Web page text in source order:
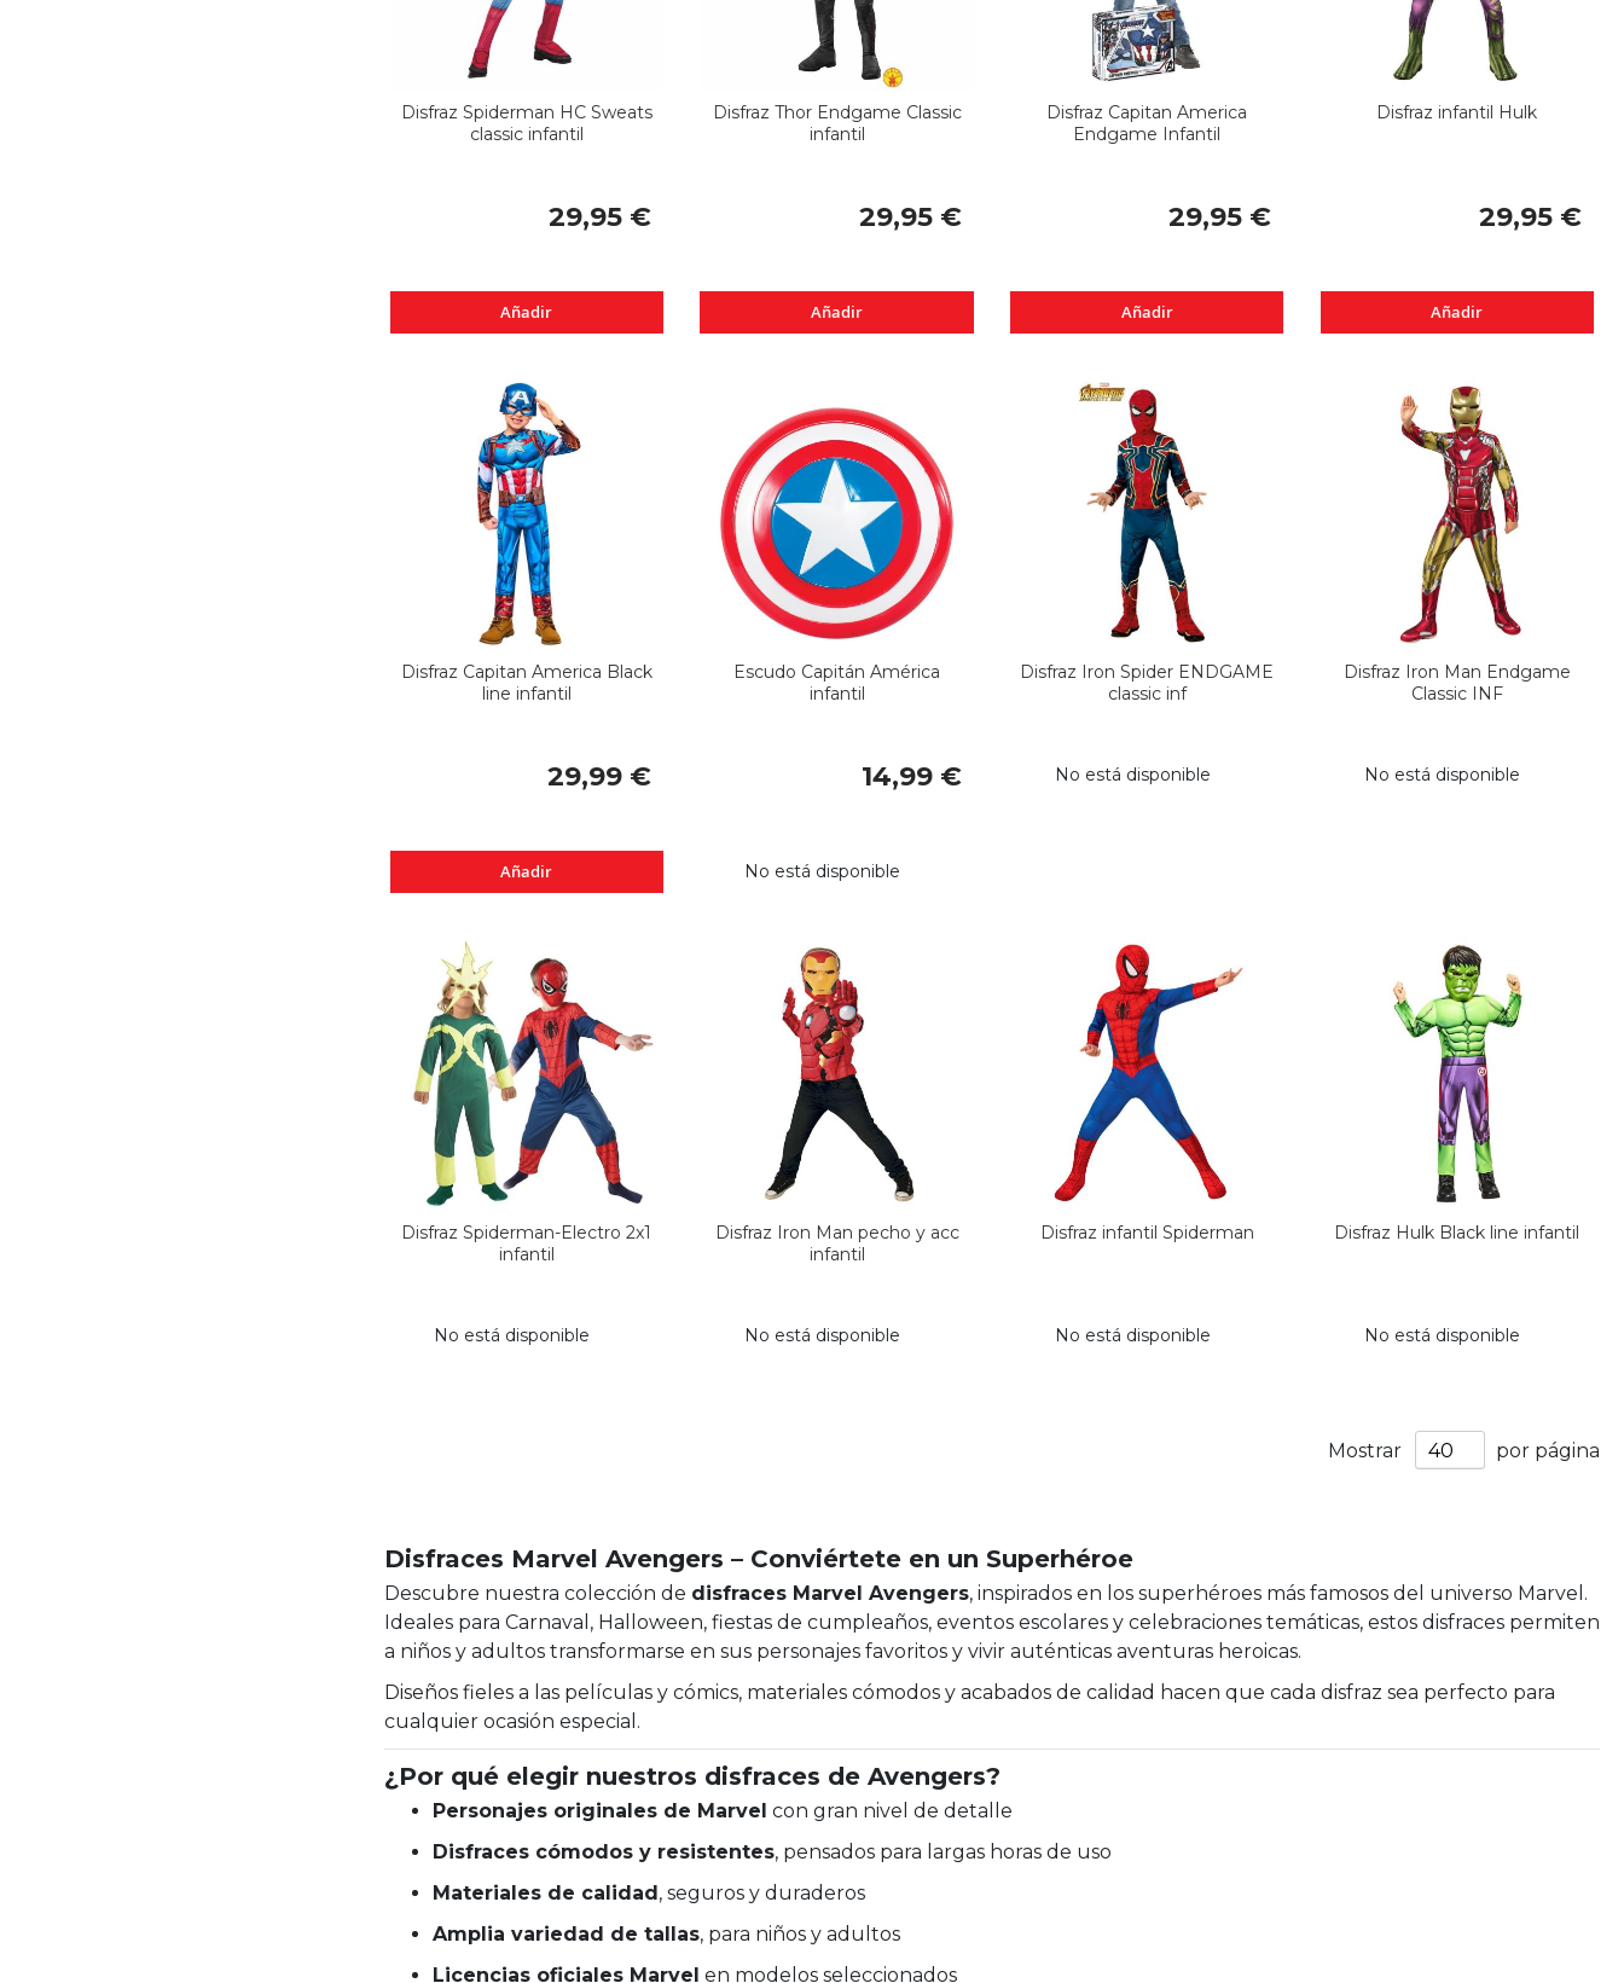
Disfraz Spiderman HC Sweats
classic infantil
29,95 €
Añadir
Disfraz Thor Endgame Classic
infantil
29,95 €
Añadir
Disfraz Capitan America
Endgame Infantil
29,95 €
Añadir
Disfraz infantil Hulk
29,95 €
Añadir
Disfraz Capitan America Black
line infantil
29,99 €
Añadir
Escudo Capitán América
infantil
14,99 €
No está disponible
Disfraz Iron Spider ENDGAME
classic inf
No está disponible
Disfraz Iron Man Endgame
Classic INF
No está disponible
Disfraz Spiderman-Electro 2x1
infantil
No está disponible
Disfraz Iron Man pecho y acc
infantil
No está disponible
Disfraz infantil Spiderman
No está disponible
Disfraz Hulk Black line infantil
No está disponible
Mostrar por página
Disfraces Marvel Avengers – Conviértete en un Superhéroe
Descubre nuestra colección de disfraces Marvel Avengers, inspirados en los superhéroes más famosos del universo Marvel.
Ideales para Carnaval, Halloween, fiestas de cumpleaños, eventos escolares y celebraciones temáticas, estos disfraces permiten
a niños y adultos transformarse en sus personajes favoritos y vivir auténticas aventuras heroicas.
Diseños fieles a las películas y cómics, materiales cómodos y acabados de calidad hacen que cada disfraz sea perfecto para
cualquier ocasión especial.
¿Por qué elegir nuestros disfraces de Avengers?
Personajes originales de Marvel con gran nivel de detalle
Disfraces cómodos y resistentes, pensados para largas horas de uso
Materiales de calidad, seguros y duraderos
Amplia variedad de tallas, para niños y adultos
Licencias oficiales Marvel en modelos seleccionados